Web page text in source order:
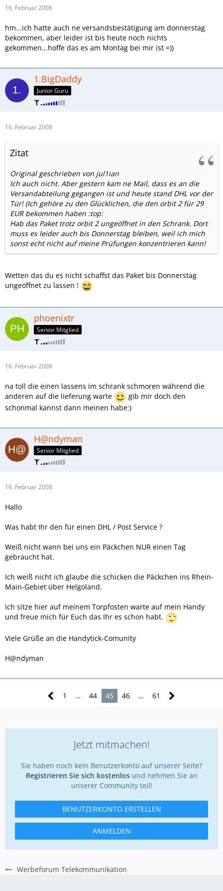
Werbeforum Telekommunikation
16. Februar 2008
hm...ich hatte auch ne versandsbestätigung am donnerstag
bekommen, aber leider ist bis heute noch nichts
gekommen...hoffe das es am Montag bei mir ist =))
1.BigDaddy
Junior Guru
16. Februar 2008
Zitat
Original geschrieben von jul1ian
Ich auch nicht. Aber gestern kam ne Mail, dass es an die
Versandabteilung gegangen ist und heute stand DHL vor der
Tür! (Ich gehöre zu den Glücklichen, die den orbit 2 für 29
EUR bekommen haben :top:
Hab das Paket trotz orbit 2 ungeöffnet in den Schrank. Dort
muss es leider auch bis Donnerstag bleiben, weil ich mich
sonst echt nicht auf meine Prüfungen konzentrieren kann!
Wetten das du es nicht schaffst das Paket bis Donnerstag
ungeöffnet zu lassen !
phoenixtr
Senior Mitglied
16. Februar 2008
na toll die einen lassens im schrank schmoren während die
anderen auf die lieferung warte
gib mir doch den
schonmal kannst dann meinen habe:)
H@ndyman
Senior Mitglied
16. Februar 2008
Hallo
Was habt Ihr den für einen DHL / Post Service ?
Weiß nicht wann bei uns ein Päckchen NUR einen Tag
gebraucht hat.
Ich weiß nicht ich glaube die schicken die Päckchen ins Rhein-
Main-Gebiet über Helgoland.
Ich sitze hier auf meinem Torpfosten warte auf mein Handy
und freue mich für Euch das Ihr es schon habt.
Viele Grüße an die Handytick-Comunity
H@ndyman
1 … 44 45 46 … 61
Jetzt mitmachen!
Sie haben noch kein Benutzerkonto auf unserer Seite?
Registrieren Sie sich kostenlosund nehmen Sie an
unserer Community teil!
BENUTZERKONTO ERSTELLEN
ANMELDEN